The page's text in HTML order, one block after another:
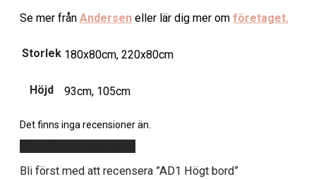
Se mer från Andersen eller lär dig mer om företaget.
Storlek 180x80cm, 220x80cm
Höjd 93cm, 105cm
Det finns inga recensioner än.
Bli först med att recensera ”AD1 Högt bord”